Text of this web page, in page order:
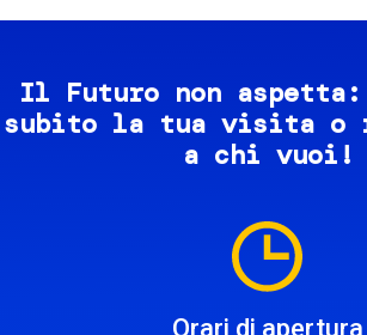
Il Futuro non
subito la tua visita o
a chi vuoi!
Orari di apertura